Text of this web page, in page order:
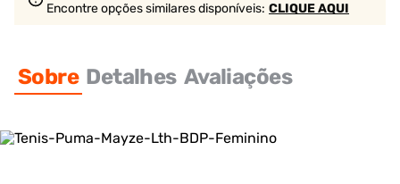
Encontre opções similaresdisponíveis: CLIQUE AQUI
Sobre Detalhes Avaliações